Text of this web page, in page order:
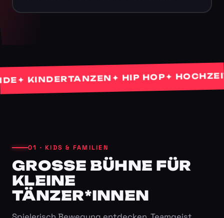
KINDERTANZEN✦ HIP HOP✦
01 · KIDS & FAMILIEN
GROSSE BÜHNE FÜR K
LEINE T
ÄNZER*INNEN